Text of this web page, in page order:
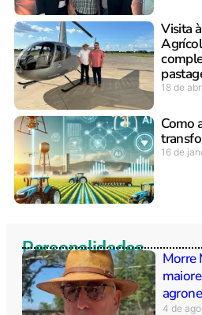
Visita
18 de
Como
16 de
Personalidades
Morre
4 de